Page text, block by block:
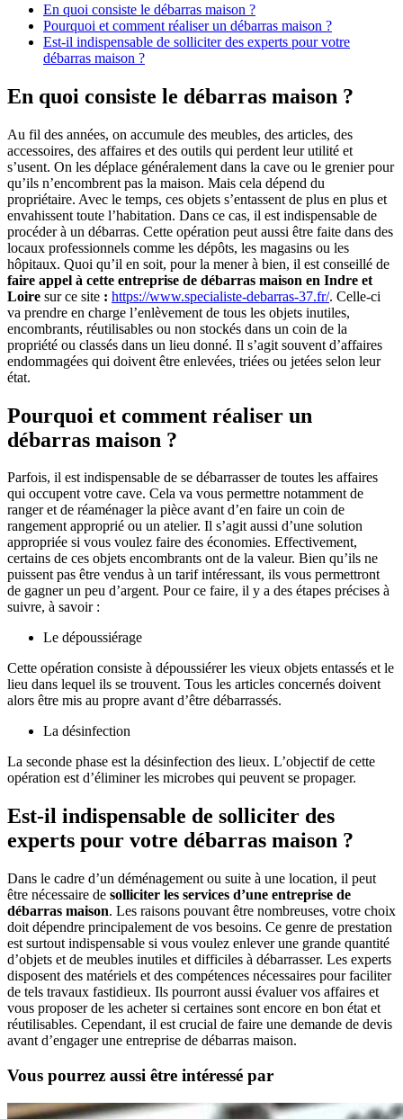
En quoi consiste le débarras maison ?
Pourquoi et comment réaliser un débarras maison ?
Est-il indispensable de solliciter des experts pour votre
débarras maison ?
En quoi consiste le débarras maison ?
Au fil des années, on accumule des meubles, des articles, des
accessoires, des affaires et des outils qui perdent leur utilité et
s’usent. On les déplace généralement dans la cave ou le grenier pour
qu’ils n’encombrent pas la maison. Mais cela dépend du
propriétaire. Avec le temps, ces objets s’entassent de plus en plus et
envahissent toute l’habitation. Dans ce cas, il est indispensable de
procéder à un débarras. Cette opération peut aussi être faite dans des
locaux professionnels comme les dépôts, les magasins ou les
hôpitaux. Quoi qu’il en soit, pour la mener à bien, il est conseillé de
faire appel à cette entreprise de débarras maison en Indre et
Loire sur ce site : https://www.specialiste-debarras-37.fr/. Celle-ci
va prendre en charge l’enlèvement de tous les objets inutiles,
encombrants, réutilisables ou non stockés dans un coin de la
propriété ou classés dans un lieu donné. Il s’agit souvent d’affaires
endommagées qui doivent être enlevées, triées ou jetées selon leur
état.
Pourquoi et comment réaliser un
débarras maison ?
Parfois, il est indispensable de se débarrasser de toutes les affaires
qui occupent votre cave. Cela va vous permettre notamment de
ranger et de réaménager la pièce avant d’en faire un coin de
rangement approprié ou un atelier. Il s’agit aussi d’une solution
appropriée si vous voulez faire des économies. Effectivement,
certains de ces objets encombrants ont de la valeur. Bien qu’ils ne
puissent pas être vendus à un tarif intéressant, ils vous permettront
de gagner un peu d’argent. Pour ce faire, il y a des étapes précises à
suivre, à savoir :
Le dépoussiérage
Cette opération consiste à dépoussiérer les vieux objets entassés et le
lieu dans lequel ils se trouvent. Tous les articles concernés doivent
alors être mis au propre avant d’être débarrassés.
La désinfection
La seconde phase est la désinfection des lieux. L’objectif de cette
opération est d’éliminer les microbes qui peuvent se propager.
Est-il indispensable de solliciter des
experts pour votre débarras maison ?
Dans le cadre d’un déménagement ou suite à une location, il peut
être nécessaire de solliciter les services d’une entreprise de
débarras maison. Les raisons pouvant être nombreuses, votre choix
doit dépendre principalement de vos besoins. Ce genre de prestation
est surtout indispensable si vous voulez enlever une grande quantité
d’objets et de meubles inutiles et difficiles à débarrasser. Les experts
disposent des matériels et des compétences nécessaires pour faciliter
de tels travaux fastidieux. Ils pourront aussi évaluer vos affaires et
vous proposer de les acheter si certaines sont encore en bon état et
réutilisables. Cependant, il est crucial de faire une demande de devis
avant d’engager une entreprise de débarras maison.
Vous pourrez aussi être intéressé par